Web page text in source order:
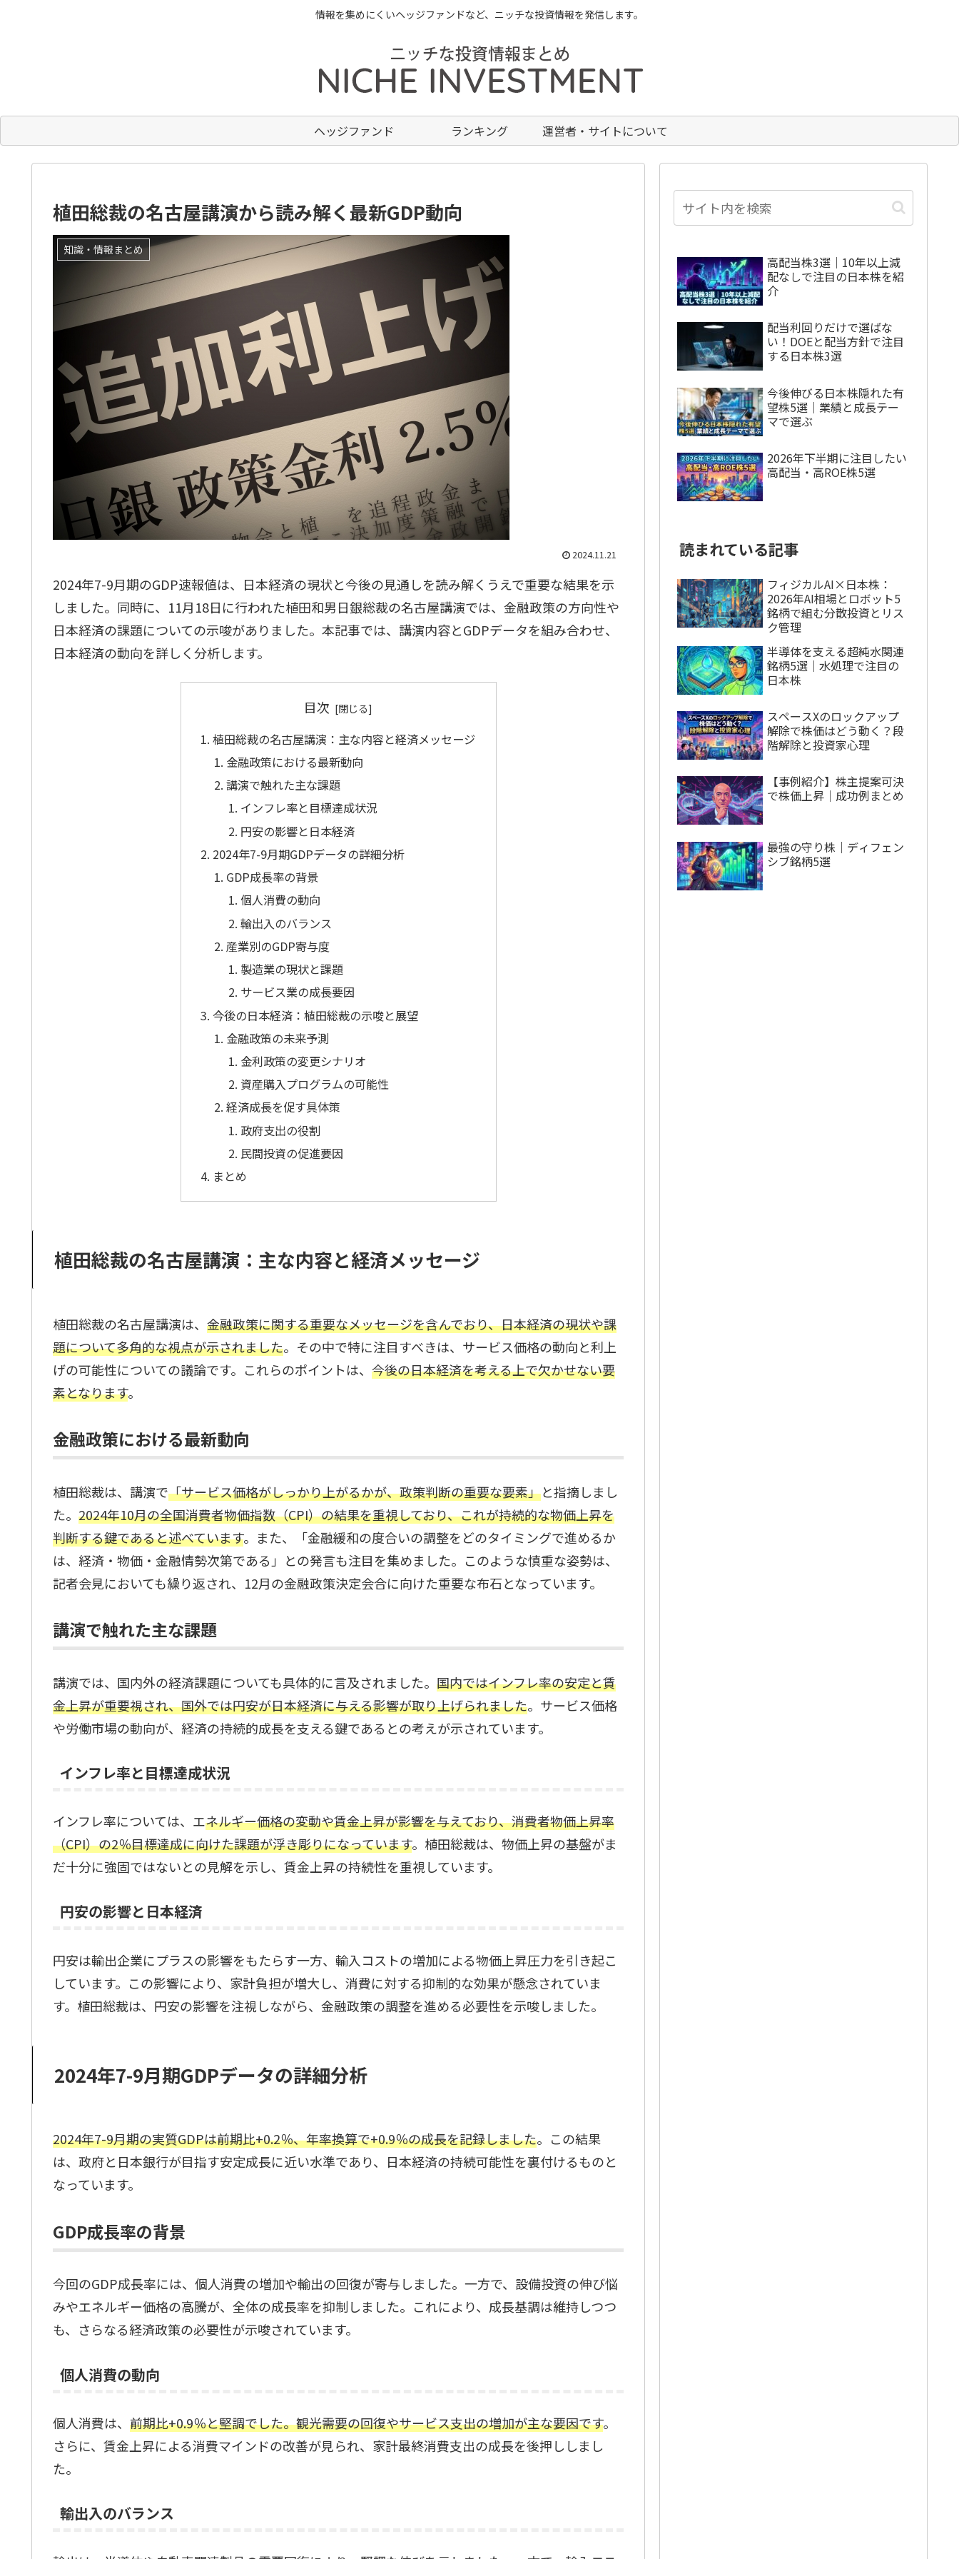
情報を集めにくいヘッジファンドなど、ニッチな投資情報を発信します。
ヘッジファンド ランキング 運営者・サイトについて
植田総裁の名古屋講演から読み解く最新GDP動向
知識・情報まとめ
2024.11.21
2024年7-9月期のGDP速報値は、日本経済の現状と今後の見通しを読み解くうえで重要な結果を示
しました。同時に、11月18日に行われた植田和男日銀総裁の名古屋講演では、金融政策の方向性や
日本経済の課題についての示唆がありました。本記事では、講演内容とGDPデータを組み合わせ、
日本経済の動向を詳しく分析します。
目次
植田総裁の名古屋講演：主な内容と経済メッセージ
金融政策における最新動向
講演で触れた主な課題
インフレ率と目標達成状況
円安の影響と日本経済
2024年7-9月期GDPデータの詳細分析
GDP成長率の背景
個人消費の動向
輸出入のバランス
産業別のGDP寄与度
製造業の現状と課題
サービス業の成長要因
今後の日本経済：植田総裁の示唆と展望
金融政策の未来予測
金利政策の変更シナリオ
資産購入プログラムの可能性
経済成長を促す具体策
政府支出の役割
民間投資の促進要因
まとめ
植田総裁の名古屋講演：主な内容と経済メッセージ
植田総裁の名古屋講演は、 金融政策に関する重要なメッセージを含んでおり、日本経済の現状や課
題について多角的な視点が示されました。その中で特に注目すべきは、サービス価格の動向と利上
げの可能性についての議論です。これらのポイントは、 今後の日本経済を考える上で欠かせない要
素となります。
金融政策における最新動向
植田総裁は、講演で「サービス価格がしっかり上がるかが、政策判断の重要な要素」と指摘しまし
た。 2024年10月の全国消費者物価指数（CPI）の結果を重視しており、これが持続的な物価上昇を
判断する鍵であると述べています。また、「金融緩和の度合いの調整をどのタイミングで進めるか
は、経済・物価・金融情勢次第である」との発言も注目を集めました。このような慎重な姿勢は、
記者会見においても繰り返され、12月の金融政策決定会合に向けた重要な布石となっています。
講演で触れた主な課題
講演では、国内外の経済課題についても具体的に言及されました。 国内ではインフレ率の安定と賃
金上昇が重要視され、国外では円安が日本経済に与える影響が取り上げられました。サービス価格
や労働市場の動向が、経済の持続的成長を支える鍵であるとの考えが示されています。
インフレ率と目標達成状況
インフレ率については、エネルギー価格の変動や賃金上昇が影響を与えており、消費者物価上昇率
（CPI）の2％目標達成に向けた課題が浮き彫りになっています。植田総裁は、物価上昇の基盤がま
だ十分に強固ではないとの見解を示し、賃金上昇の持続性を重視しています。
円安の影響と日本経済
円安は輸出企業にプラスの影響をもたらす一方、輸入コストの増加による物価上昇圧力を引き起こ
しています。この影響により、家計負担が増大し、消費に対する抑制的な効果が懸念されていま
す。植田総裁は、円安の影響を注視しながら、金融政策の調整を進める必要性を示唆しました。
2024年7-9月期GDPデータの詳細分析
2024年7-9月期の実質GDPは前期比+0.2％、年率換算で+0.9％の成長を記録しました。この結果
は、政府と日本銀行が目指す安定成長に近い水準であり、日本経済の持続可能性を裏付けるものと
なっています。
GDP成長率の背景
今回のGDP成長率には、個人消費の増加や輸出の回復が寄与しました。一方で、設備投資の伸び悩
みやエネルギー価格の高騰が、全体の成長率を抑制しました。これにより、成長基調は維持しつつ
も、さらなる経済政策の必要性が示唆されています。
個人消費の動向
個人消費は、 前期比+0.9％と堅調でした。観光需要の回復やサービス支出の増加が主な要因です。
さらに、賃金上昇による消費マインドの改善が見られ、家計最終消費支出の成長を後押ししまし
た。
輸出入のバランス
高配当株3選｜10年以上減
配なしで注目の日本株を紹
介
配当利回りだけで選ばな
い！DOEと配当方針で注目
する日本株3選
今後伸びる日本株隠れた有
望株5選｜業績と成長テー
マで選ぶ
2026年下半期に注目したい
高配当・高ROE株5選
読まれている記事
フィジカルAI×日本株：
2026年AI相場とロボット5
銘柄で組む分散投資とリス
ク管理
半導体を支える超純水関連
銘柄5選｜水処理で注目の
日本株
スペースXのロックアップ
解除で株価はどう動く？段
階解除と投資家心理
【事例紹介】株主提案可決
で株価上昇｜成功例まとめ
最強の守り株｜ディフェン
シブ銘柄5選